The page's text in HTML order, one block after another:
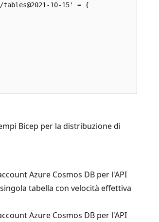
tables@2021-10-15' = {
Bicep per la distribuzione di
Azure Cosmos DB per l'API
tabella con velocità effettiva
Azure Cosmos DB per l'API